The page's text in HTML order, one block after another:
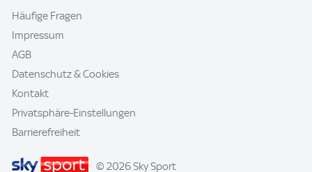
Häufige Fragen
Impressum
AGB
Datenschutz & Cookies
Kontakt
Privatsphäre-Einstellungen
Barrierefreiheit
© 2026 Sky Sport